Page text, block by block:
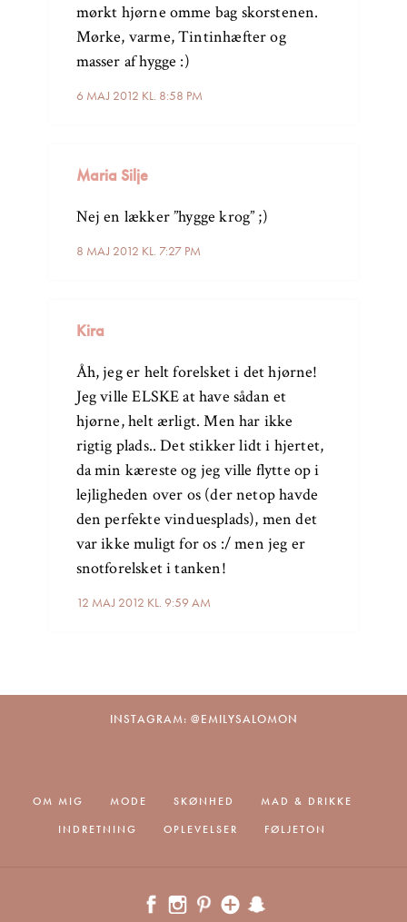
6 MAJ 2012 KL. 8:58 PM
mørkt hjørne omme bag skorstenen.
Mørke, varme, Tintinhæfter og
masser af hygge :)
Maria Silje
8 MAJ 2012 KL. 7:27 PM
Nej en lækker ”hygge krog” ;)
Kira
12 MAJ 2012 KL. 9:59 AM
Åh, jeg er helt forelsket i det hjørne!
Jeg ville ELSKE at have sådan et
hjørne, helt ærligt. Men har ikke
rigtig plads.. Det stikker lidt i hjertet,
da min kæreste og jeg ville flytte op i
lejligheden over os (der netop havde
den perfekte vinduesplads), men det
var ikke muligt for os :/ men jeg er
snotforelsket i tanken!
INSTAGRAM: @EMILYSALOMON
OM MIG MODE SKØNHED
MAD & DRIKKE
INDRETNING
OPLEVELSER FØLJETON